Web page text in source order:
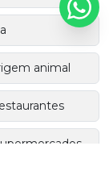
animal